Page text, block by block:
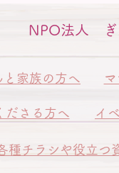
NPO法人 ぎ
と家族の方へ
ださる方へ イ
種チラシや役立つ